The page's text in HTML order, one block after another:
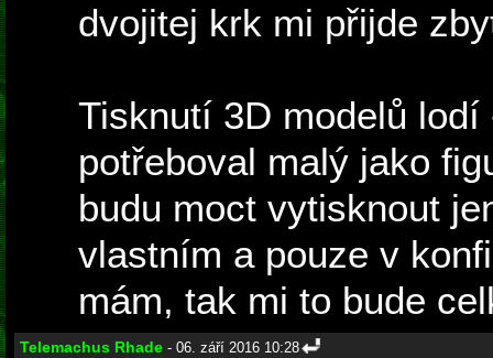
dvojitej krk mi přijde
Tisknutí 3D modelů
potřeboval malý jako
budu moct vytisknout
vlastním a pouze v
mám, tak mi to bude
Telemachus Rhade - 06. září 2016 10:28